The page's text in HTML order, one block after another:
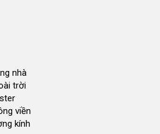
nhà
trời
viền
kính